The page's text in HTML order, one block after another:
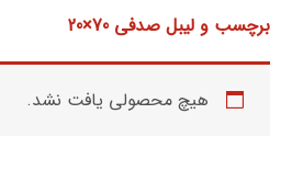
برچسب و لیبل صدفی 70×20
هیچ محصولی یافت نشد.